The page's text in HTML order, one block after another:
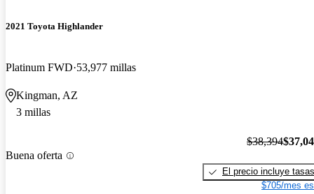
2021 Toyota Highlander
Platinum FWD 53,977 millas
Kingman, AZ
3 millas
Buena oferta
$38,394
El precio incluye tasas
$705/mes